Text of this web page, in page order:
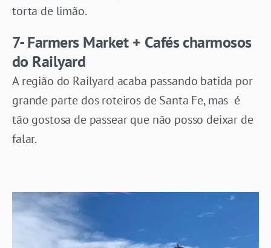
torta de limão.
7- Farmers Market + Cafés charmosos
do Railyard
A região do Railyard acaba passando batida por
grande parte dos roteiros de Santa Fe, mas é
tão gostosa de passear que não posso deixar de
falar.